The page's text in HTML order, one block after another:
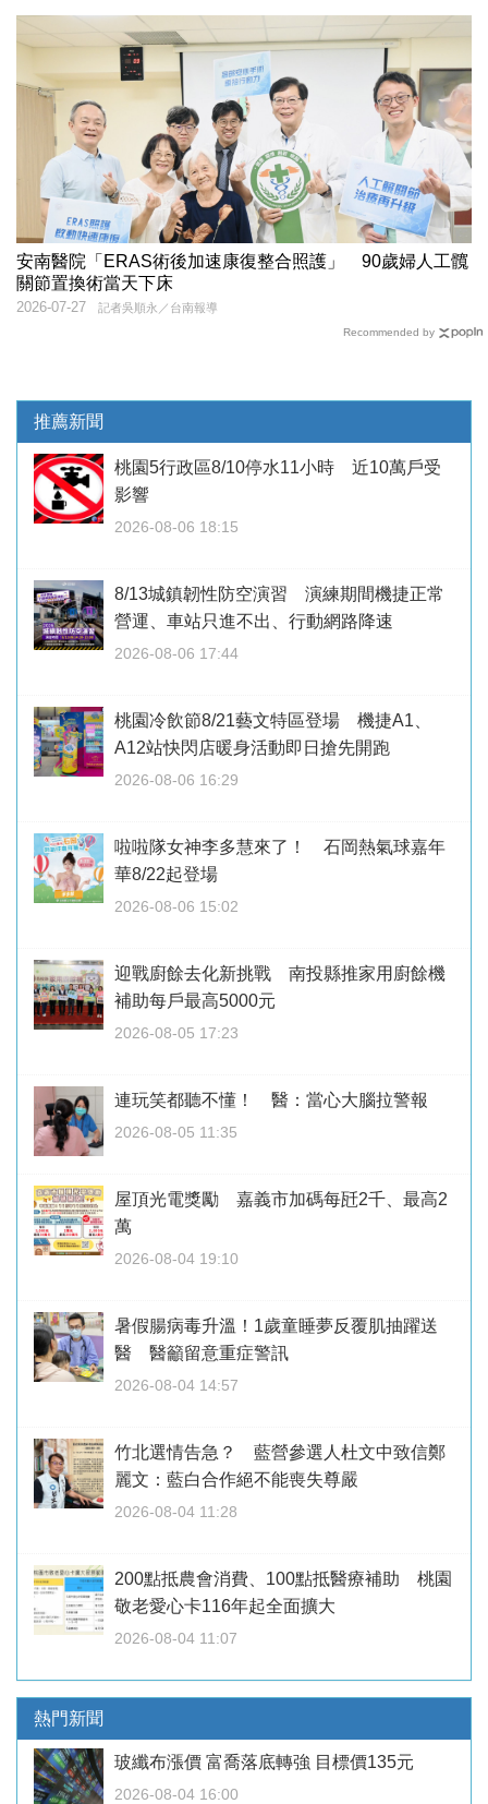
安南醫院「ERAS術後加速康復整合照護」 90歲婦人工髖
關節置換術當天下床
記者吳順永／台南報導
2026-07-27
Recommended by
推薦新聞
桃園5行政區8/10停水11小時 近10萬戶受
影響
2026-08-06 18:15
8/13城鎮韌性防空演習 演練期間機捷正常
營運、車站只進不出、行動網路降速
2026-08-06 17:44
桃園冷飲節8/21藝文特區登場 機捷A1、
A12站快閃店暖身活動即日搶先開跑
2026-08-06 16:29
啦啦隊女神李多慧來了！ 石岡熱氣球嘉年
華8/22起登場
2026-08-06 15:02
迎戰廚餘去化新挑戰 南投縣推家用廚餘機
補助每戶最高5000元
2026-08-05 17:23
連玩笑都聽不懂！ 醫：當心大腦拉警報
2026-08-05 11:35
屋頂光電獎勵 嘉義市加碼每瓩2千、最高2
萬
2026-08-04 19:10
暑假腸病毒升溫！1歲童睡夢反覆肌抽躍送
醫 醫籲留意重症警訊
2026-08-04 14:57
竹北選情告急？ 藍營參選人杜文中致信鄭
麗文：藍白合作絕不能喪失尊嚴
2026-08-04 11:28
200點抵農會消費、100點抵醫療補助 桃園
敬老愛心卡116年起全面擴大
2026-08-04 11:07
熱門新聞
玻纖布漲價 富喬落底轉強 目標價135元
2026-08-04 16:00